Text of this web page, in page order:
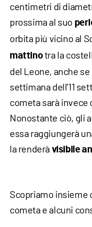
centimetri di
prossima al suo
orbita più vicino al
mattinotra la
del Leone, anche
settimana dell'11
cometa sarà
Nonostante ciò, gli
essa raggiungerà
la renderà visibile
Scopriamo insieme
cometa e alcuni